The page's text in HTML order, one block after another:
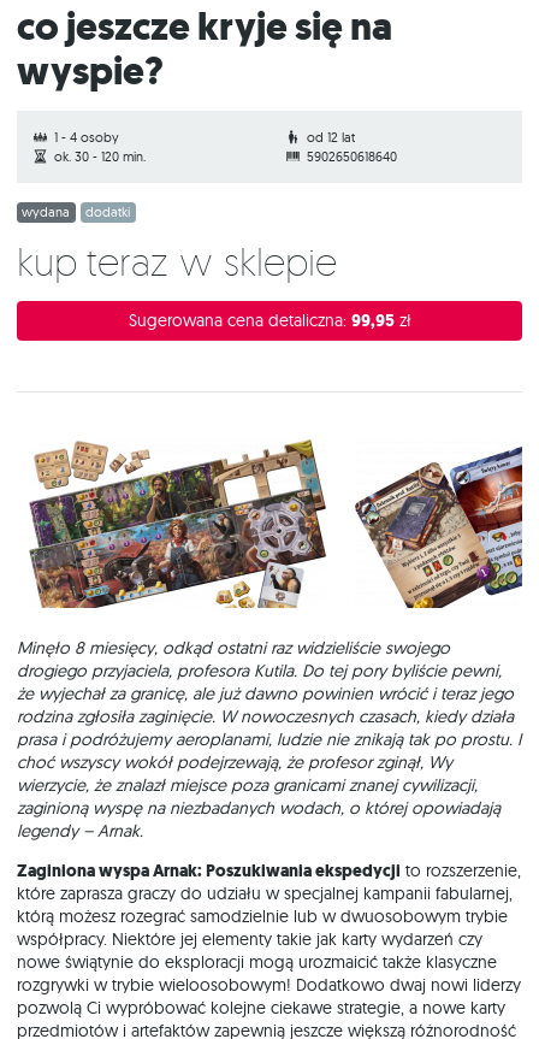
Co jeszcze kryje się na
wyspie?
1 - 4 osoby
od 12 lat
ok. 30 - 120 min.
5902650618640
wydana dodatki
Kup teraz w sklepie
Sugerowana cena detaliczna: 99,95 zł
Minęło 8 miesięcy, odkąd ostatni raz widzieliście swojego
drogiego przyjaciela, profesora Kutila. Do tej pory byliście pewni,
że wyjechał za granicę, ale już dawno powinien wrócić i teraz jego
rodzina zgłosiła zaginięcie. W nowoczesnych czasach, kiedy działa
prasa i podróżujemy aeroplanami, ludzie nie znikają tak po prostu. I
choć wszyscy wokół podejrzewają, że profesor zginął, Wy
wierzycie, że znalazł miejsce poza granicami znanej cywilizacji,
zaginioną wyspę na niezbadanych wodach, o której opowiadają
legendy – Arnak.
Zaginiona wyspa Arnak: Poszukiwania ekspedycji to rozszerzenie,
które zaprasza graczy do udziału w specjalnej kampanii fabularnej,
którą możesz rozegrać samodzielnie lub w dwuosobowym trybie
współpracy. Niektóre jej elementy takie jak karty wydarzeń czy
nowe świątynie do eksploracji mogą urozmaicić także klasyczne
rozgrywki w trybie wieloosobowym! Dodatkowo dwaj nowi liderzy
pozwolą Ci wypróbować kolejne ciekawe strategie, a nowe karty
przedmiotów i artefaktów zapewnią jeszcze większą różnorodność